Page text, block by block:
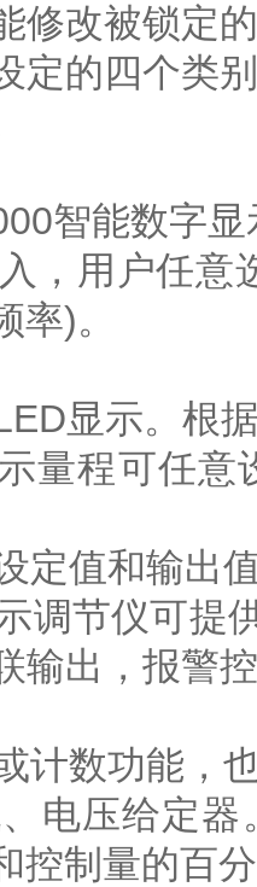
修改被锁定
定的四个类
智能数字
，用户任意
)。
显示。根
量程可任
定值和输出
调节仪可提
输出，报警
计数功能，
电压给定
控制量的百